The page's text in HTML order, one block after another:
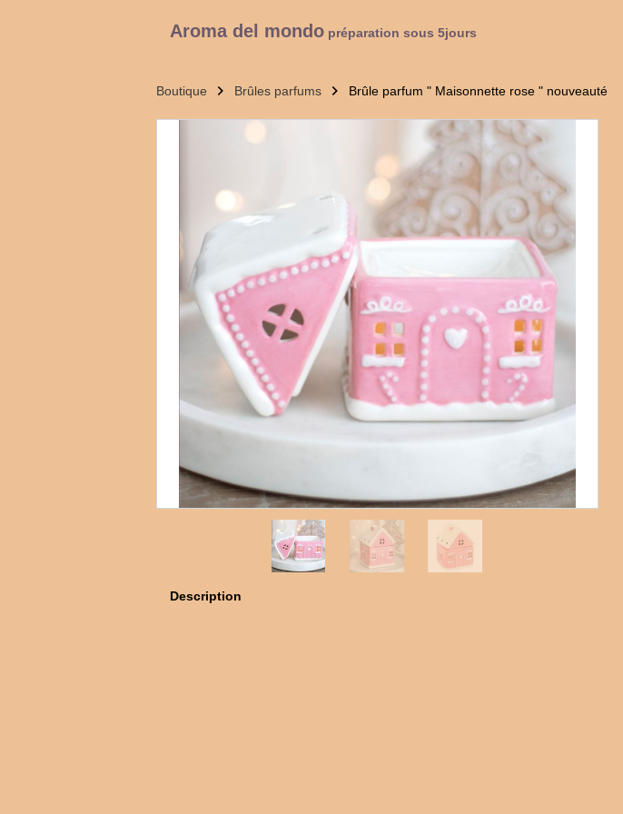
Aroma del mondo préparation sous 5jours
Boutique Brûles parfums Brûle parfum " Maisonnette rose " nouveauté
Description